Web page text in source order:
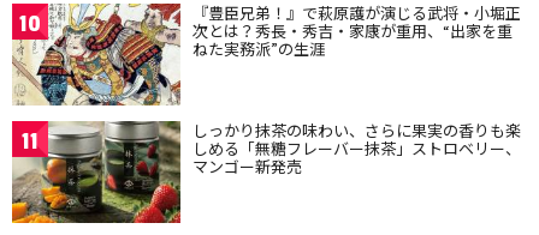
10 『豊臣兄弟！』で萩原護が演じる武将・小堀正
次とは？秀長・秀吉・家康が重用、“出家を重
ねた実務派”の生涯
11 しっかり抹茶の味わい、さらに果実の香りも楽
しめる「無糖フレーバー抹茶」ストロベリー、
マンゴー新発売